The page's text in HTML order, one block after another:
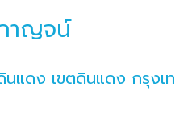
าญจน์
แดง เขตดินแดง กรุงเ